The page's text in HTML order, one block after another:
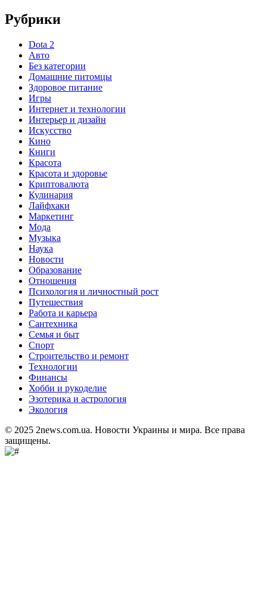
Рубрики
Dota 2
Авто
Без категории
Домашние питомцы
Здоровое питание
Игры
Интернет и технологии
Интерьер и дизайн
Искусство
Кино
Книги
Красота
Красота и здоровье
Криптовалюта
Кулинария
Лайфхаки
Маркетинг
Мода
Музыка
Наука
Новости
Образование
Отношения
Психология и личностный рост
Путешествия
Работа и карьера
Сантехника
Семья и быт
Спорт
Строительство и ремонт
Технологии
Финансы
Хобби и рукоделие
Эзотерика и астрология
Экология
© 2025 2news.com.ua. Новости Украины и мира. Все права
защищены.